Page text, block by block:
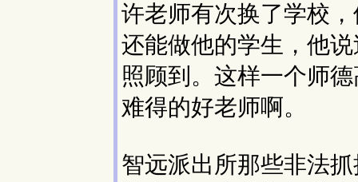
许老师有次换了学校
还能做他的学生，他
照顾到。这样一个师
难得的好老师啊。
智远派出所那些非法